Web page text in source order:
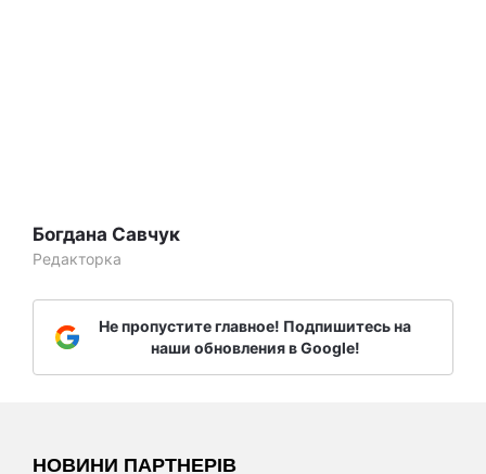
Богдана Савчук
Редакторка
Не пропустите главное! Подпишитесь на
наши обновления в Google!